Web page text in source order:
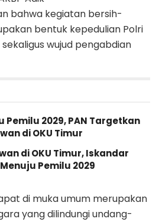
bahwa kegiatan bersih-
bentuk kepedulian Polri
wujud pengabdian
Pemilu 2029, PAN Targetkan
di OKU Timur
di OKU Timur, Iskandar
Pemilu 2029
di muka umum merupakan
yang dilindungi undang-